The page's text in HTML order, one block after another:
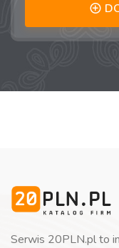
Serwis 20PLN.pl to